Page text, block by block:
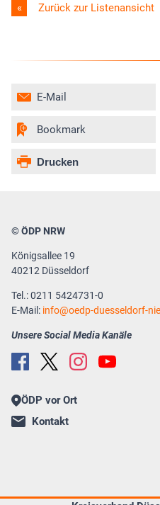
Zurück zur Listenansicht
E-Mail
Bookmark
Drucken
© ÖDP NRW
Königsallee 19
40212 Düsseldorf
Tel.: 0211 5424731-0
E-Mail: info oedp-duesseldorf-
Unsere Social Media Kanäle
ÖDP vor Ort
Kontakt